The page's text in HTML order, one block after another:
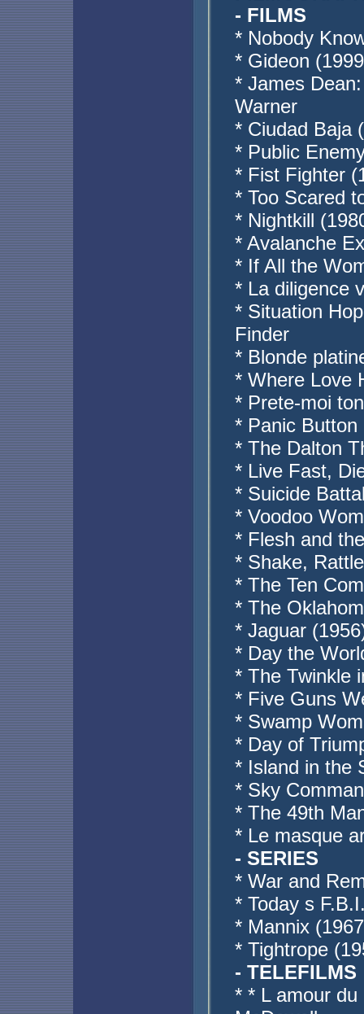
- FILMS
* Nobody
* Gideon
* James
Warner
* Ciudad Baja
* Public
* Fist Fighter
* Too Scared
* Nightkill
* Avalanche
* If All the
* La diligence
* Situation
Finder
* Blonde
* Where Love
* Prete-moi
* Panic
* The Dalton
* Live Fast,
* Suicide
* Voodoo
* Flesh and
* Shake,
* The Ten
* The
* Jaguar
* Day the
* The Twinkle
* Five Guns
* Swamp
* Day of
* Island in the
* Sky
* The 49th
* Le masque
- SERIES
* War and
* Today s
* Mannix
* Tightrope
- TELEFILMS
* * L amour